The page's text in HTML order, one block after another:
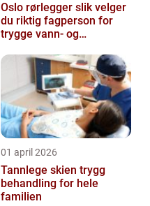
Oslo rørlegger slik velger
du riktig fagperson for
trygge vann- og
01 april 2026
Tannlege skien trygg
behandling for hele
familien